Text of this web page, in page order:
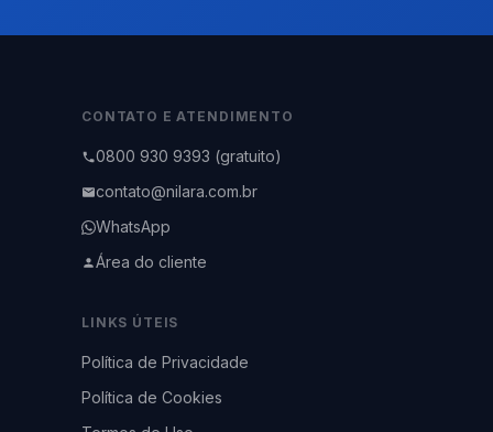
CONTATO E ATENDIMENTO
0800 930 9393 (gratuito)
contato@nilara.com.br
WhatsApp
Área do cliente
LINKS ÚTEIS
Política de Privacidade
Política de Cookies